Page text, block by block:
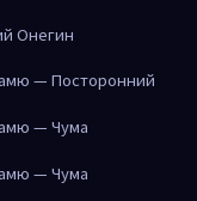
Онегин
— Посторонний
— Чума
— Чума